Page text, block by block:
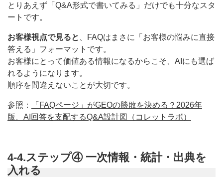
とりあえず「Q&A形式で書いてみる」だけでも十分なスタ
ートです。
お客様視点で見ると
、FAQはまさに「お客様の悩みに直接
答える」フォーマットです。
お客様にとって価値ある情報になるからこそ、AIにも選ば
れるようになります。
順序を間違えないことが大切です。
参照：
「FAQページ」がGEOの勝敗を決める？2026年
版、AI回答を支配するQ&A設計図（コレットラボ）
4-4.ステップ④ 一次情報・統計・出典を
入れる